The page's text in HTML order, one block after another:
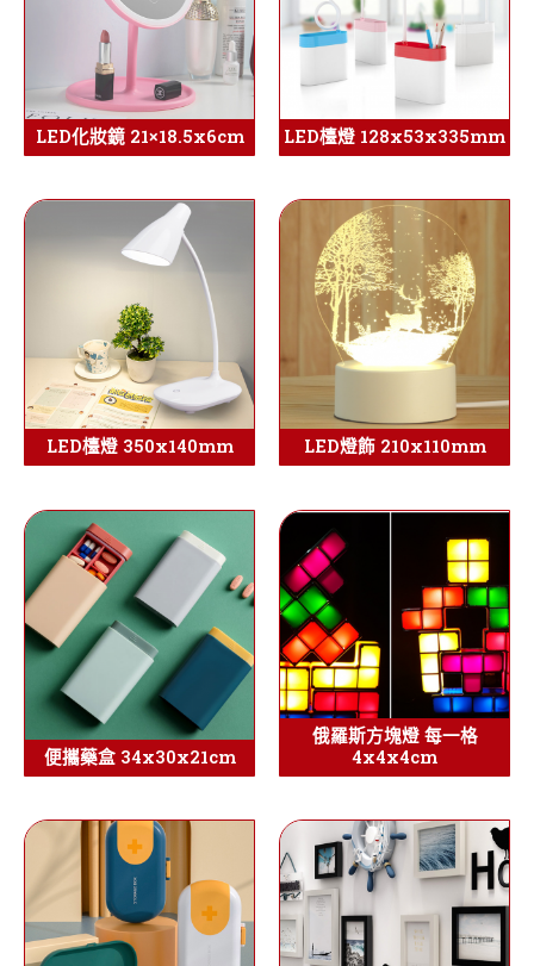
LED化妝鏡 21×18.5x6cm LED檯燈 128x53x335mm
LED檯燈 350x140mm LED燈飾 210x110mm
便攜藥盒 34x30x21cm
俄羅斯方塊燈 每一格
4x4x4cm